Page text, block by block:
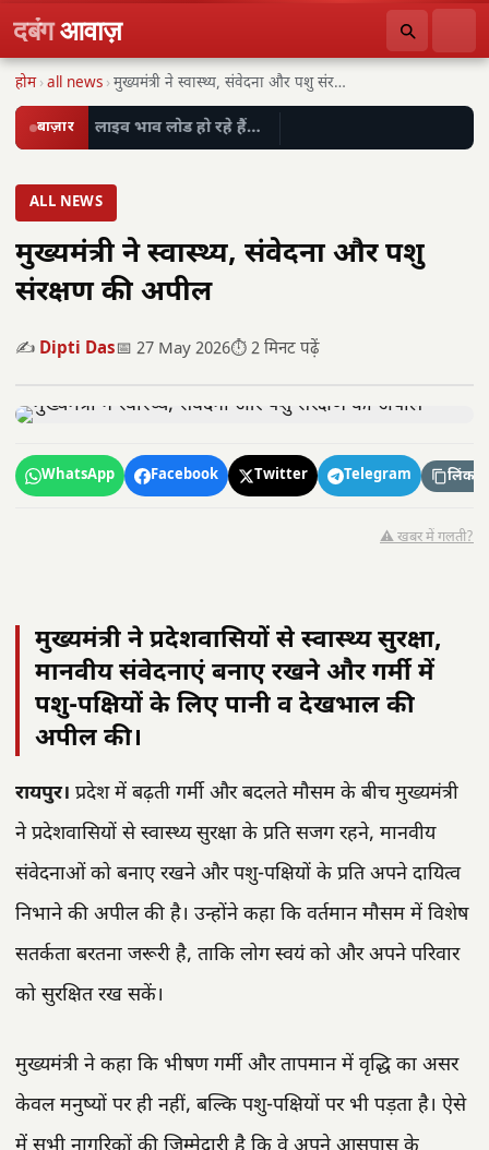
दबंगआवाज़
होम ›all news › मुख्यमंत्री ने स्वास्थ्य, संवेदना और पशु संरक्षण की…
बाज़ार लाइव भाव लोड हो रहे हैं…
ALL NEWS
मुख्यमंत्री ने स्वास्थ्य, संवेदना और पशु
संरक्षण की अपील
✍️ Dipti Das📅 27 May 2026⏱️ 2 मिनट पढ़ें
WhatsApp Facebook Twitter Telegram लिंक
⚠️ खबर में गलती?
मुख्यमंत्री ने प्रदेशवासियों से स्वास्थ्य सुरक्षा,
मानवीय संवेदनाएं बनाए रखने और गर्मी में
पशु-पक्षियों के लिए पानी व देखभाल की
अपील की।
रायपुर। प्रदेश में बढ़ती गर्मी और बदलते मौसम के बीच मुख्यमंत्री
ने प्रदेशवासियों से स्वास्थ्य सुरक्षा के प्रति सजग रहने, मानवीय
संवेदनाओं को बनाए रखने और पशु-पक्षियों के प्रति अपने दायित्व
निभाने की अपील की है। उन्होंने कहा कि वर्तमान मौसम में विशेष
सतर्कता बरतना जरूरी है, ताकि लोग स्वयं को और अपने परिवार
को सुरक्षित रख सकें।
मुख्यमंत्री ने कहा कि भीषण गर्मी और तापमान में वृद्धि का असर
केवल मनुष्यों पर ही नहीं, बल्कि पशु-पक्षियों पर भी पड़ता है। ऐसे